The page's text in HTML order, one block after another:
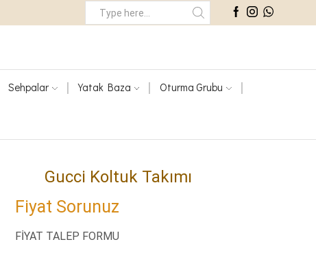
Sehpalar Yatak Baza Oturma Grubu
Gucci Koltuk Takımı
Fiyat Sorunuz
FİYAT TALEP FORMU